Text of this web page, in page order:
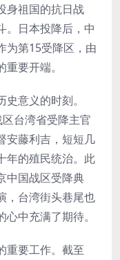
身祖国的抗日战
。日本投降后，中
为第15受降区，由
要开端。
意义的时刻。
台湾省受降主官
安藤利吉，短短几
年的殖民统治。此
中国战区受降典
，台湾街头巷尾也
中充满了期待。
重要工作。截至